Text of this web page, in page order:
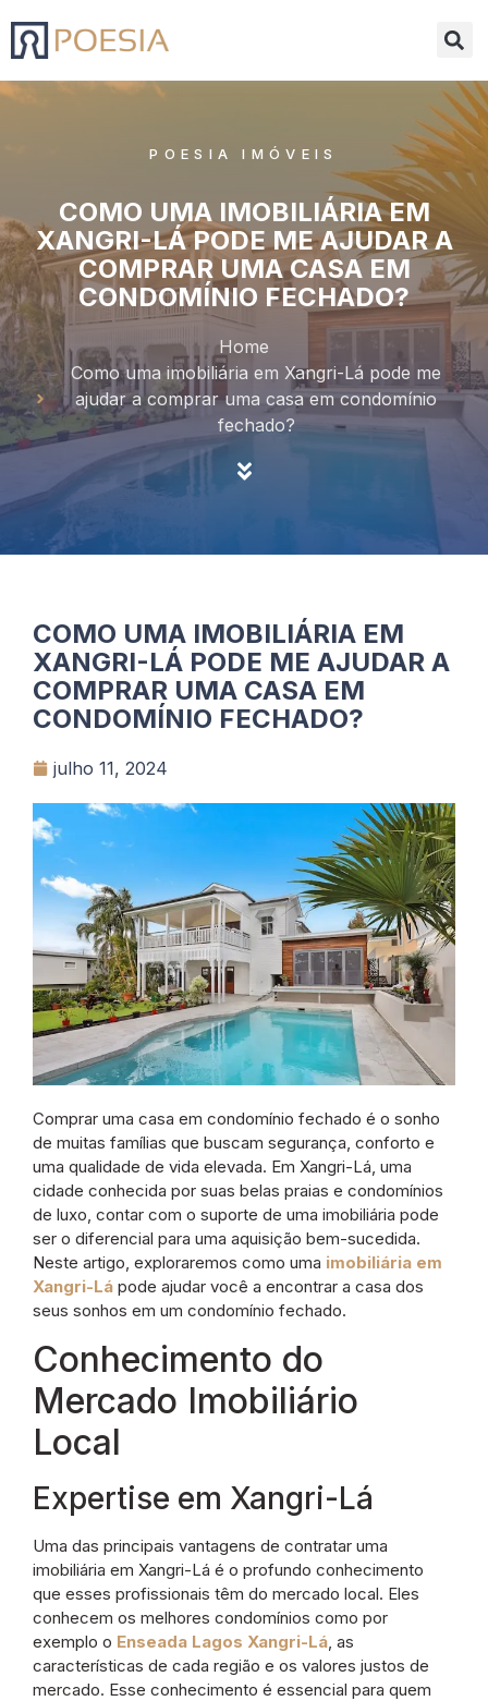
POESIA IMÓVEIS
COMO UMA IMOBILIÁRIA EM
XANGRI-LÁ PODE ME AJUDAR A
COMPRAR UMA CASA EM
CONDOMÍNIO FECHADO?
Home
Como uma imobiliária em Xangri-Lá pode me
ajudar a comprar uma casa em condomínio
fechado?
COMO UMA IMOBILIÁRIA EM
XANGRI-LÁ PODE ME AJUDAR A
COMPRAR UMA CASA EM
CONDOMÍNIO FECHADO?
julho 11, 2024
Comprar uma casa em condomínio fechado é o sonho
de muitas famílias que buscam segurança, conforto e
uma qualidade de vida elevada. Em Xangri-Lá, uma
cidade conhecida por suas belas praias e condomínios
de luxo, contar com o suporte de uma imobiliária pode
ser o diferencial para uma aquisição bem-sucedida.
Neste artigo, exploraremos como uma imobiliária em
Xangri-Lá pode ajudar você a encontrar a casa dos
seus sonhos em um condomínio fechado.
Conhecimento do
Mercado Imobiliário
Local
Expertise em Xangri-Lá
Uma das principais vantagens de contratar uma
imobiliária em Xangri-Lá é o profundo conhecimento
que esses profissionais têm do mercado local. Eles
conhecem os melhores condomínios como por
exemplo o Enseada Lagos Xangri-Lá , as
características de cada região e os valores justos de
mercado. Esse conhecimento é essencial para quem